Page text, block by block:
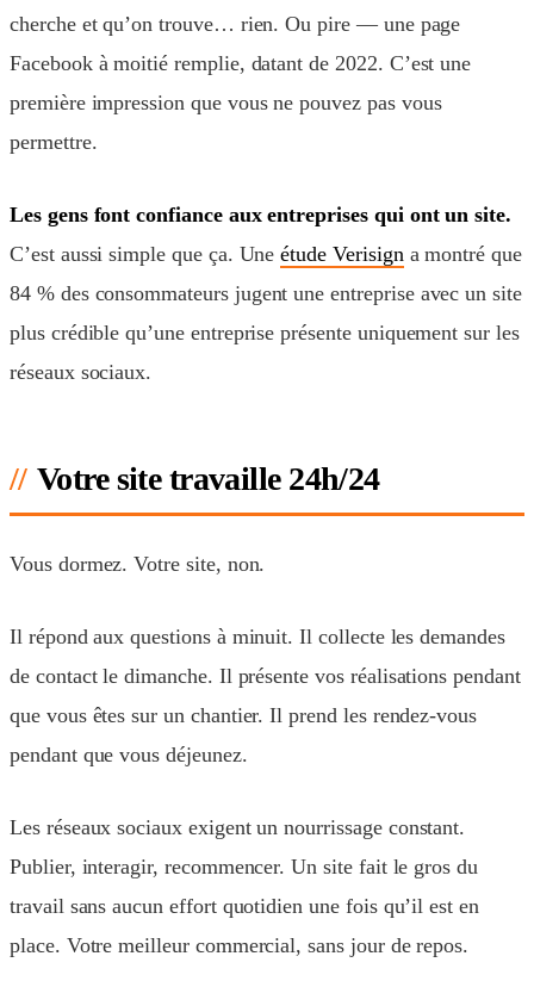
cherche et qu’on trouve… rien. Ou pire — une page
Facebook à moitié remplie, datant de 2022. C’est une
première impression que vous ne pouvez pas vous
permettre.
Les gens font confiance aux entreprises qui ont un site.
C’est aussi simple que ça. Uneétude Verisign a montré que
84 % des consommateurs jugent une entreprise avec un site
plus crédible qu’une entreprise présente uniquement sur les
réseaux sociaux.
Votre site travaille 24h/24
Vous dormez. Votre site, non.
Il répond aux questions à minuit. Il collecte les demandes
de contact le dimanche. Il présente vos réalisations pendant
que vous êtes sur un chantier. Il prend les rendez-vous
pendant que vous déjeunez.
Les réseaux sociaux exigent un nourrissage constant.
Publier, interagir, recommencer. Un site fait le gros du
travail sans aucun effort quotidien une fois qu’il est en
place. Votre meilleur commercial, sans jour de repos.